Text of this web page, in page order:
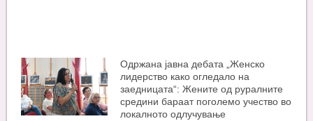
Одржана јавна дебата „Женско
лидерство како огледало на
заедницата“: Жените од руралните
средини бараат поголемо учество во
локалното одлучување